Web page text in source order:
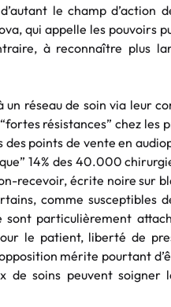
le champ d’action
qui appelle les pouvoirs
à reconnaître plus
un réseau de soin via leur
résistances” chez les
points de vente en
14% des 40.000
recevoir, écrite noire sur
comme susceptibles
sont particulièrement
le patient, liberté de
mérite pourtant
de soins peuvent soigner